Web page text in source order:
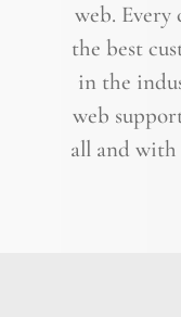
web.
the best
in the
web
all and with